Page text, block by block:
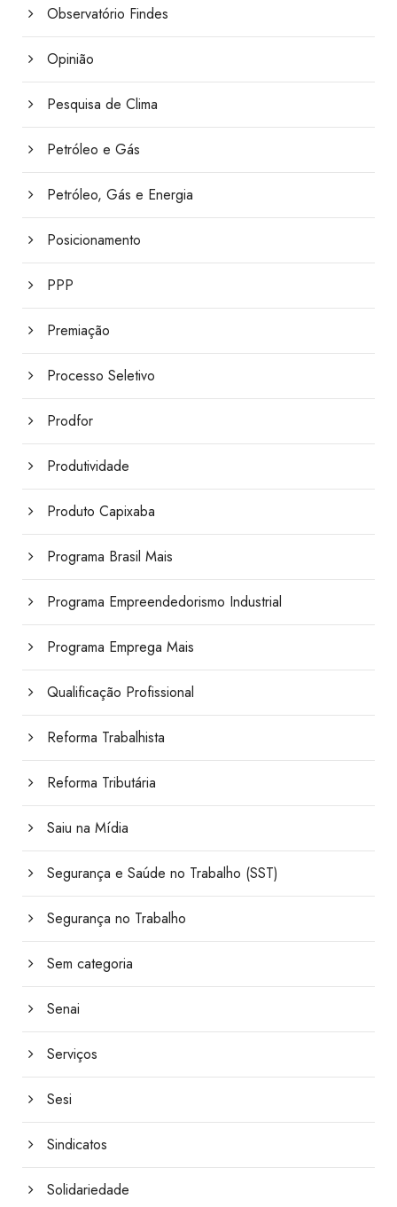
Observatório Findes
Opinião
Pesquisa de Clima
Petróleo e Gás
Petróleo, Gás e Energia
Posicionamento
PPP
Premiação
Processo Seletivo
Prodfor
Produtividade
Produto Capixaba
Programa Brasil Mais
Programa Empreendedorismo Industrial
Programa Emprega Mais
Qualificação Profissional
Reforma Trabalhista
Reforma Tributária
Saiu na Mídia
Segurança e Saúde no Trabalho (SST)
Segurança no Trabalho
Sem categoria
Senai
Serviços
Sesi
Sindicatos
Solidariedade